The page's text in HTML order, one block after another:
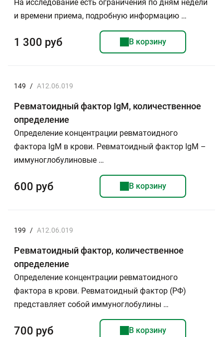
На исследование есть ограничения по дням недели
и времени приема, подробную информацию …
1 300 руб В корзину
149 / A12.06.019
Ревматоидный фактор IgМ, количественное
определение
Определение концентрации ревматоидного
фактора IgM в крови. Ревматоидный фактор IgМ –
иммуноглобулиновые …
600 руб В корзину
199 / A12.06.019
Ревматоидный фактор, количественное
определение
Определение концентрации ревматоидного
фактора в крови. Ревматоидный фактор (РФ)
представляет собой иммуноглобулины …
700 руб В корзину